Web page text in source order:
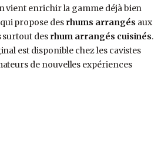
vient enrichir la gamme déjà bien
propose des rhums arrangés aux
surtout des rhum arrangés cuisinés.
est disponible chez les cavistes
de nouvelles expériences